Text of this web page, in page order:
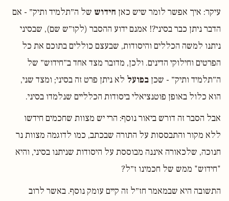
עיקר: איך אפשר לומר שיש כאן חידוש של ה״תלמיד ותיק״ - אם
הדבר ניתן כבר בסיני?! אמנם ידוע ההסבר (לקו״ש שם), שבסיני
ניתנו למשה הכללים והיסודות, שבעצם כוללים בתוכם את כל
הפרטים וחילוקי הדינים. ולכן, מדובר מצד אחד ב״חידוש״ של
ה״תלמיד ותיק״ - שכן בפועל לא ניתן פרט זה בסיני; ומצד שני,
הוא כלול באופן פוטנציאלי ביסודות הכלליים שנלמדו בסיני.
אבל הסבר זה דורש ביאור נוסף: הרי יש מצוות שחכמים חידשו
ללא מקור והתבססות על התורה שבכתב, כמו לדוגמה מצוות נר
חנוכה, שלכאורה איננה מבוססת על היסודות שניתנו בסיני, והיא
"חידוש" ממש של חכמינו ז״ל?
התשובה היא שבמאמר חז״ל זה קיים עומק נוסף. באשר לרוב